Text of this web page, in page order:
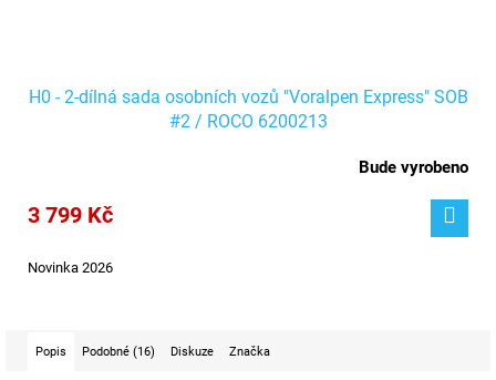
H0 - 2-dílná sada osobních vozů "Voralpen Express" SOB
#2 / ROCO 6200213
Bude vyrobeno
3 799 Kč
Novinka 2026
Popis Podobné (16) Diskuze Značka